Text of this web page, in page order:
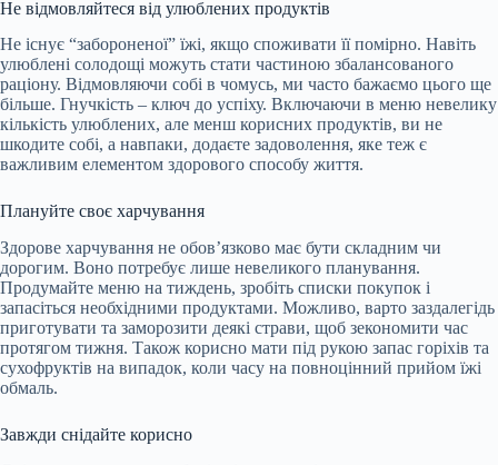
Не відмовляйтеся від улюблених продуктів
Не існує “забороненої” їжі, якщо споживати її помірно. Навіть
улюблені солодощі можуть стати частиною збалансованого
раціону. Відмовляючи собі в чомусь, ми часто бажаємо цього ще
більше. Гнучкість – ключ до успіху. Включаючи в меню невелику
кількість улюблених, але менш корисних продуктів, ви не
шкодите собі, а навпаки, додаєте задоволення, яке теж є
важливим елементом здорового способу життя.
Плануйте своє харчування
Здорове харчування не обов’язково має бути складним чи
дорогим. Воно потребує лише невеликого планування.
Продумайте меню на тиждень, зробіть списки покупок і
запасіться необхідними продуктами. Можливо, варто заздалегідь
приготувати та заморозити деякі страви, щоб зекономити час
протягом тижня. Також корисно мати під рукою запас горіхів та
сухофруктів на випадок, коли часу на повноцінний прийом їжі
обмаль.
Завжди снідайте корисно